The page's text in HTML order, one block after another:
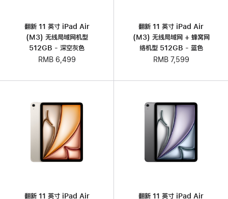
翻新 11 英寸 iPad Air
(M3) 无线局域网机型
512GB - 深空灰色
RMB 6,499
翻新 11 英寸 iPad Air
(M3) 无线局域网 + 蜂窝网
络机型 512GB - 蓝色
RMB 7,599
翻新 11 英寸 iPad Air
翻新 11 英寸 iPad Air